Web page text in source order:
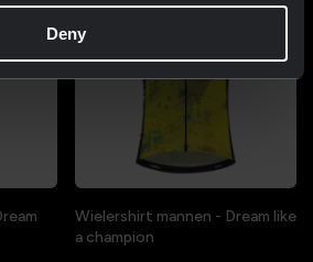
Deny
Wielershirt mannen - Dream like
a champion